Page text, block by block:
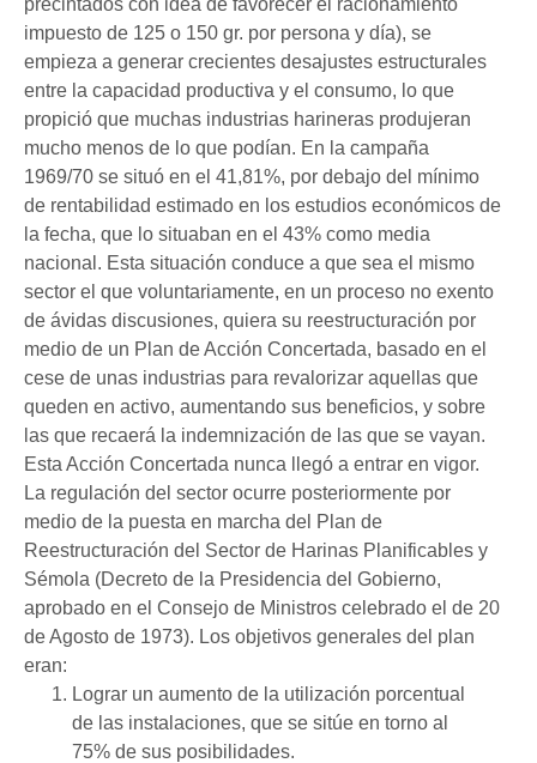
precintados con idea de favorecer el racionamiento
impuesto de 125 o 150 gr. por persona y día), se
empieza a generar crecientes desajustes estructurales
entre la capacidad productiva y el consumo, lo que
propició que muchas industrias harineras produjeran
mucho menos de lo que podían. En la campaña
1969/70 se situó en el 41,81%, por debajo del mínimo
de rentabilidad estimado en los estudios económicos de
la fecha, que lo situaban en el 43% como media
nacional. Esta situación conduce a que sea el mismo
sector el que voluntariamente, en un proceso no exento
de ávidas discusiones, quiera su reestructuración por
medio de un Plan de Acción Concertada, basado en el
cese de unas industrias para revalorizar aquellas que
queden en activo, aumentando sus beneficios, y sobre
las que recaerá la indemnización de las que se vayan.
Esta Acción Concertada nunca llegó a entrar en vigor.
La regulación del sector ocurre posteriormente por
medio de la puesta en marcha del Plan de
Reestructuración del Sector de Harinas Planificables y
Sémola (Decreto de la Presidencia del Gobierno,
aprobado en el Consejo de Ministros celebrado el de 20
de Agosto de 1973). Los objetivos generales del plan
eran:
Lograr un aumento de la utilización porcentual
de las instalaciones, que se sitúe en torno al
75% de sus posibilidades.